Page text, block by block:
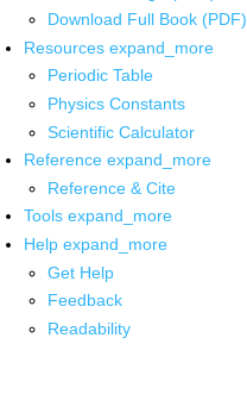
Download Full Book (PDF)
Resources expand_more
Periodic Table
Physics Constants
Scientific Calculator
Reference expand_more
Reference & Cite
Tools expand_more
Help expand_more
Get Help
Feedback
Readability